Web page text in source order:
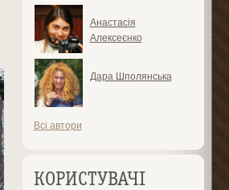
Анастасія
Алексеєнко
Дара Шполянська
Всі автори
КОРИСТУВАЧІ